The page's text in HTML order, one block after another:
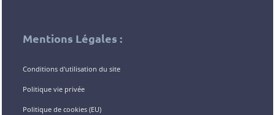
Mentions Légales :
Conditions d'utilisation du site
Politique vie privée
Politique de cookies (EU)